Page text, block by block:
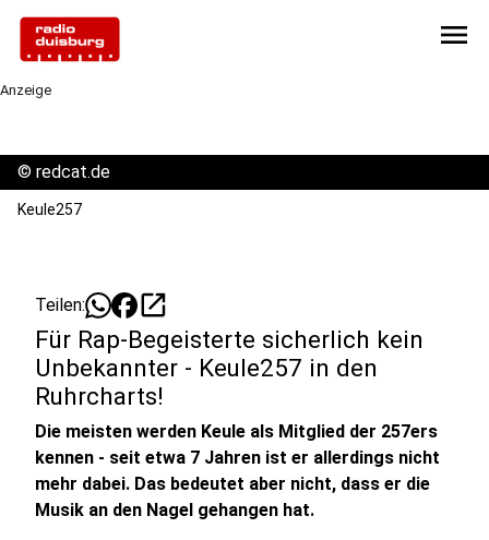
menu
Anzeige
© redcat.de
Keule257
Teilen: open_in_new
Für Rap-Begeisterte sicherlich kein
Unbekannter - Keule257 in den
Ruhrcharts!
Die meisten werden Keule als Mitglied der 257ers
kennen - seit etwa 7 Jahren ist er allerdings nicht
mehr dabei. Das bedeutet aber nicht, dass er die
Musik an den Nagel gehangen hat.